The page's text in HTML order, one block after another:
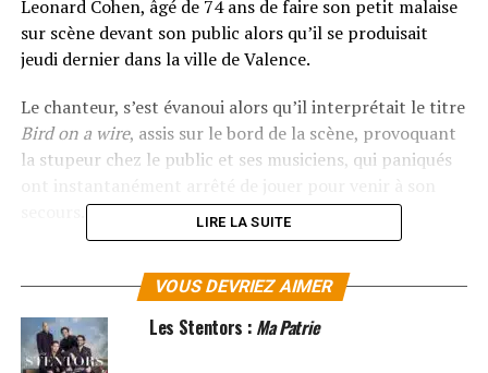
Leonard Cohen, âgé de 74 ans de faire son petit malaise
sur scène devant son public alors qu’il se produisait
jeudi dernier dans la ville de Valence.
Le chanteur, s’est évanoui alors qu’il interprétait le titre
Bird on a wire, assis sur le bord de la scène, provoquant
la stupeur chez le public et ses musiciens, qui paniqués
Leonard Cohen a rapidement été emmené à l’hôpital,
lieu qu’il a quitté dans la journée de samedi. Pour voir la
vidéo de l’évanouissement de Leonard Cohen
LIRE LA SUITE
VOUS DEVRIEZ AIMER
Les Stentors : Ma Patrie